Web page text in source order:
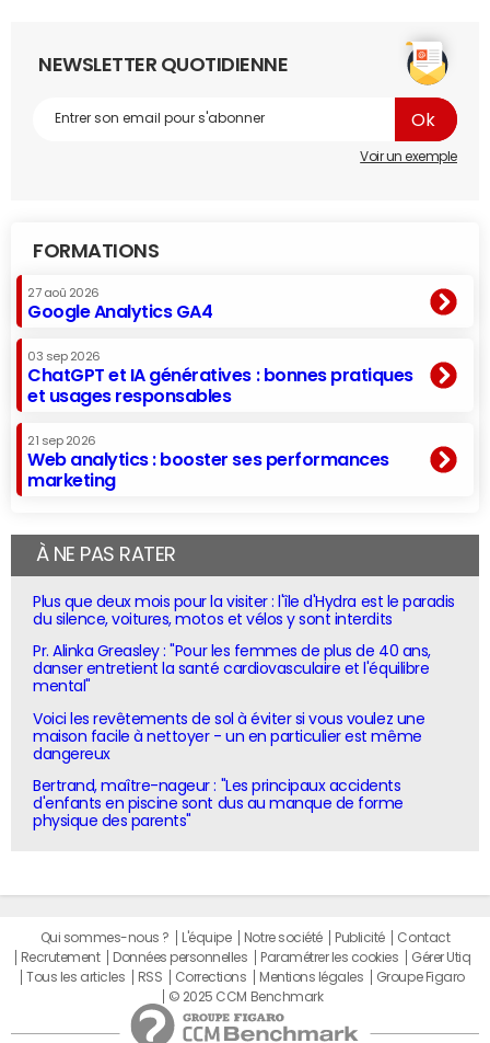
NEWSLETTER QUOTIDIENNE
Voir un exemple
FORMATIONS
27 aoû 2026
Google Analytics GA4
03 sep 2026
ChatGPT et IA génératives : bonnes pratiques
et usages responsables
21 sep 2026
Web analytics : booster ses performances
marketing
À NE PAS RATER
Plus que deux mois pour la visiter : l'île d'Hydra est le paradis
du silence, voitures, motos et vélos y sont interdits
Pr. Alinka Greasley : "Pour les femmes de plus de 40 ans,
danser entretient la santé cardiovasculaire et l'équilibre
mental"
Voici les revêtements de sol à éviter si vous voulez une
maison facile à nettoyer - un en particulier est même
dangereux
Bertrand, maître-nageur : "Les principaux accidents
d'enfants en piscine sont dus au manque de forme
physique des parents"
Qui sommes-nous ? L'équipe Notre société Publicité
Contact
Recrutement
Données personnelles Paramétrer les cookies
Gérer Utiq
Tous les articles
RSS Corrections Mentions légales
Groupe Figaro
© 2025 CCM Benchmark